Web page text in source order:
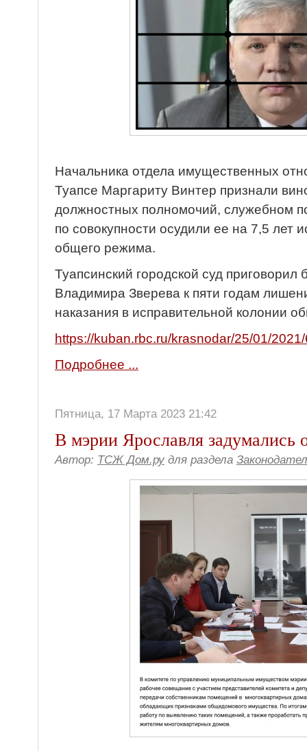
Начальника отдела имущественных
Туапсе Маргариту Винтер признали
должностных полномочий, служебном
по совокупности осудили ее на 7,5 лет
общего режима.
Туапсинский городской суд приговорил
Владимира Зверева к пяти годам
наказания в исправительной колонии
https://kuban.rbc.ru/krasnodar/25/01/
Подробнее ...
Пятница, 17 Марта 2023 21:42
В мэрии Ярославля задумались
Автор: ТСЖ Дом.ру для раздела